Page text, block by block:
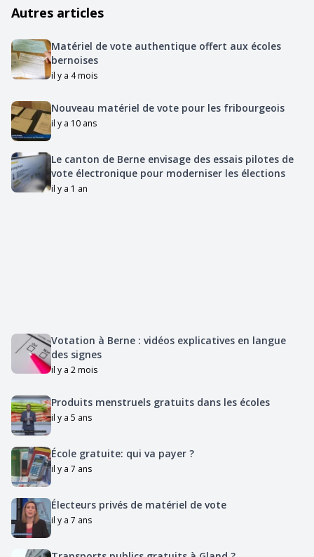
Autres articles
Matériel de vote authentique offert aux écoles
bernoises
il y a 4 mois
Nouveau matériel de vote pour les fribourgeois
il y a 10 ans
Le canton de Berne envisage des essais pilotes de
vote électronique pour moderniser les élections
il y a 1 an
Votation à Berne : vidéos explicatives en langue
des signes
il y a 2 mois
Produits menstruels gratuits dans les écoles
il y a 5 ans
École gratuite: qui va payer ?
il y a 7 ans
Électeurs privés de matériel de vote
il y a 7 ans